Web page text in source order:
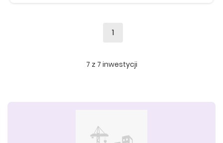
1
7 z 7 inwestycji